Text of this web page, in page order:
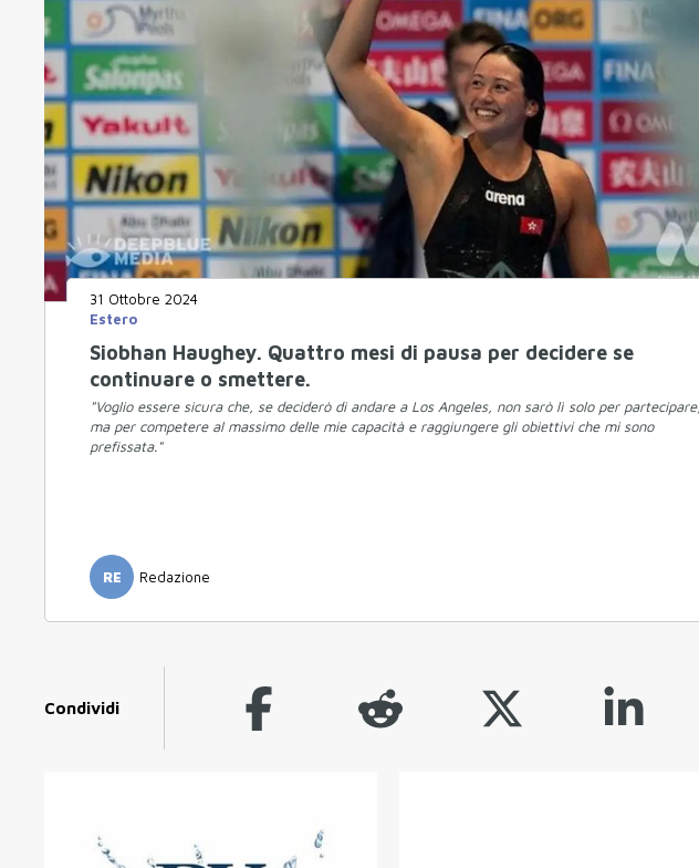
31 Ottobre 2024
Estero
Siobhan Haughey. Quattro mesi di pausa per decidere se
continuare o smettere.
"Voglio essere sicura che, se deciderò di andare a Los Angeles, non sarò lì solo per partecipare,
ma per competere al massimo delle mie capacità e raggiungere gli obiettivi che mi sono
prefissata."
RE Redazione
Condividi